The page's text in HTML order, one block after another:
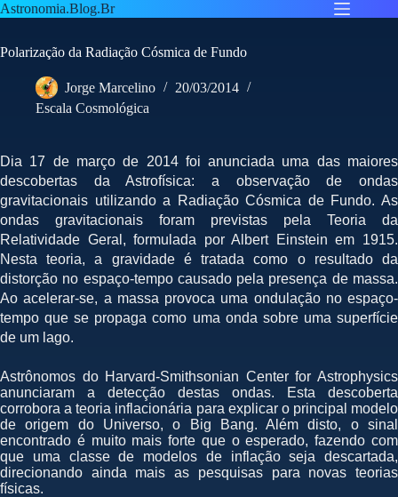
Pular
para
conteúdo
Astronomia.Blog.Br
Polarização da Radiação Cósmica de Fundo
Jorge Marcelino
20/03/2014
Escala Cosmológica
Dia 17 de março de 2014 foi anunciada uma das maiores
descobertas da Astrofísica: a observação de ondas
gravitacionais utilizando a Radiação Cósmica de Fundo. As
ondas gravitacionais foram previstas pela Teoria da
Relatividade Geral, formulada por Albert Einstein em 1915.
Nesta teoria, a gravidade é tratada como o resultado da
distorção no espaço-tempo causado pela presença de massa.
Ao acelerar-se, a massa provoca uma ondulação no espaço-
tempo que se propaga como uma onda sobre uma superfície
de um lago.
Astrônomos do Harvard-Smithsonian Center for Astrophysics
anunciaram a detecção destas ondas. Esta descoberta
corrobora a teoria inflacionária para explicar o principal modelo
de origem do Universo, o Big Bang. Além disto, o sinal
encontrado é muito mais forte que o esperado, fazendo com
que uma classe de modelos de inflação seja descartada,
direcionando ainda mais as pesquisas para novas teorias
físicas.